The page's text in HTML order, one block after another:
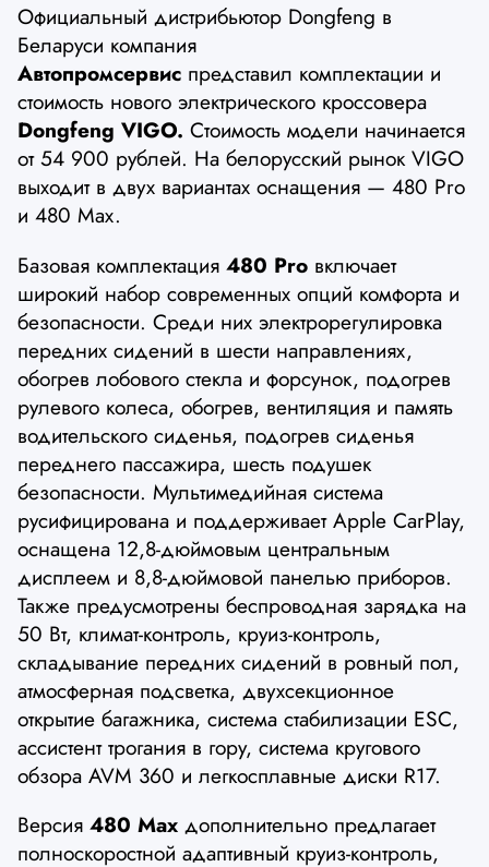
Официальный дистрибьютор Dongfeng в
Беларуси компания
Автопромсервис представил комплектации и
стоимость нового электрического кроссовера
Dongfeng VIGO. Стоимость модели начинается
от 54 900 рублей. На белорусский рынок VIGO
выходит в двух вариантах оснащения — 480 Pro
и 480 Max.
Базовая комплектация 480 Pro включает
широкий набор современных опций комфорта и
безопасности. Среди них электрорегулировка
передних сидений в шести направлениях,
обогрев лобового стекла и форсунок, подогрев
рулевого колеса, обогрев, вентиляция и память
водительского сиденья, подогрев сиденья
переднего пассажира, шесть подушек
безопасности. Мультимедийная система
русифицирована и поддерживает Apple CarPlay,
оснащена 12,8-дюймовым центральным
дисплеем и 8,8-дюймовой панелью приборов.
Также предусмотрены беспроводная зарядка на
50 Вт, климат-контроль, круиз-контроль,
складывание передних сидений в ровный пол,
атмосферная подсветка, двухсекционное
открытие багажника, система стабилизации ESC,
ассистент трогания в гору, система кругового
обзора AVM 360 и легкосплавные диски R17.
Версия 480 Max дополнительно предлагает
полноскоростной адаптивный круиз-контроль,